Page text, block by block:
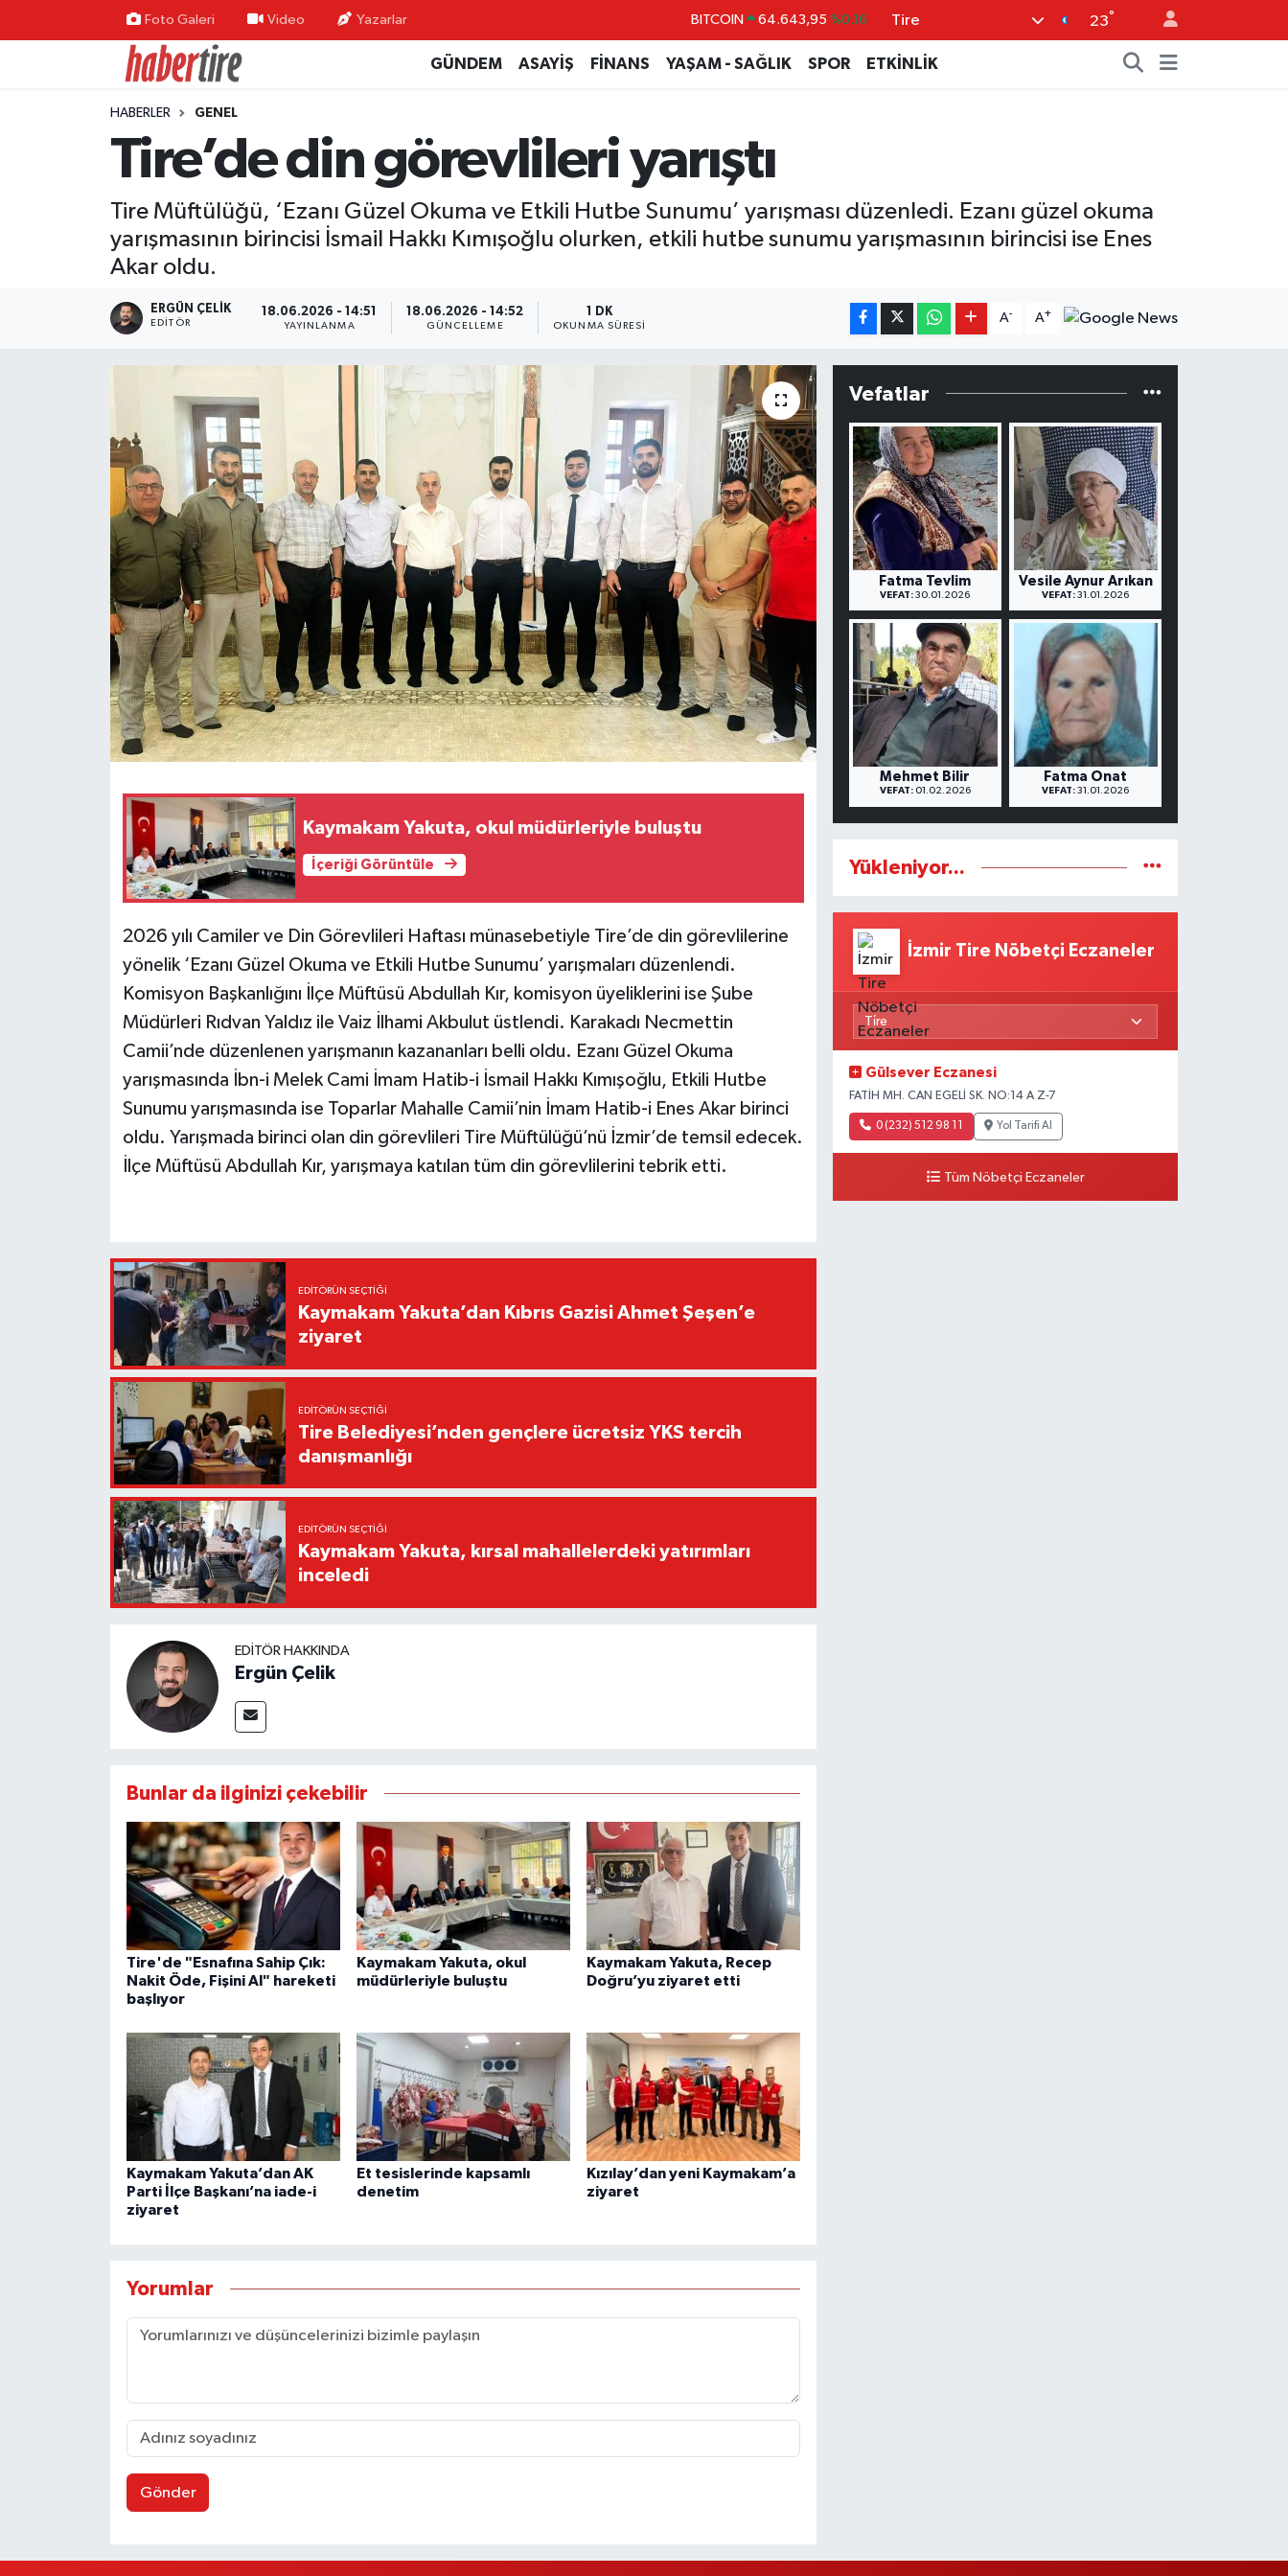
Foto Galeri Video Yazarlar
BITCOIN 64.643,95 %0.16
GRAM ALTIN 6500.87
BİST100
Tire 23°
GÜNDEM ASAYİŞ FİNANS YAŞAM - SAĞLIK SPOR ETKİNLİK
HABERLER GENEL
Tire’de din görevlileri yarıştı
Tire Müftülüğü, ‘Ezanı Güzel Okuma ve Etkili Hutbe Sunumu’ yarışması düzenledi. Ezanı güzel okuma
yarışmasının birincisi İsmail Hakkı Kımışoğlu olurken, etkili hutbe sunumu yarışmasının birincisi ise Enes
Akar oldu.
ERGÜN ÇELIK
EDITÖR
18.06.2026 - 14:51
YAYINLANMA
18.06.2026 - 14:52
GÜNCELLEME
1 DK
OKUNMA SÜRESI
A- A+
Kaymakam Yakuta, okul müdürleriyle buluştu
İçeriği Görüntüle
2026 yılı Camiler ve Din Görevlileri Haftası münasebetiyle Tire’de din görevlilerine
yönelik ‘Ezanı Güzel Okuma ve Etkili Hutbe Sunumu’ yarışmaları düzenlendi.
Komisyon Başkanlığını İlçe Müftüsü Abdullah Kır, komisyon üyeliklerini ise Şube
Müdürleri Rıdvan Yaldız ile Vaiz İlhami Akbulut üstlendi. Karakadı Necmettin
Camii’nde düzenlenen yarışmanın kazananları belli oldu. Ezanı Güzel Okuma
yarışmasında İbn-i Melek Cami İmam Hatib-i İsmail Hakkı Kımışoğlu, Etkili Hutbe
Sunumu yarışmasında ise Toparlar Mahalle Camii’nin İmam Hatib-i Enes Akar birinci
oldu. Yarışmada birinci olan din görevlileri Tire Müftülüğü’nü İzmir’de temsil edecek.
İlçe Müftüsü Abdullah Kır, yarışmaya katılan tüm din görevlilerini tebrik etti.
EDITÖRÜN SEÇTIĞI
Kaymakam Yakuta’dan Kıbrıs Gazisi Ahmet Şeşen’e
ziyaret
EDITÖRÜN SEÇTIĞI
Tire Belediyesi’nden gençlere ücretsiz YKS tercih
danışmanlığı
EDITÖRÜN SEÇTIĞI
Kaymakam Yakuta, kırsal mahallelerdeki yatırımları
inceledi
EDITÖR HAKKINDA
Ergün Çelik
Bunlar da ilginizi çekebilir
Tire'de "Esnafına Sahip Çık:
Nakit Öde, Fişini Al" hareketi
başlıyor
Kaymakam Yakuta, okul
müdürleriyle buluştu
Kaymakam Yakuta, Recep
Doğru’yu ziyaret etti
Kaymakam Yakuta’dan AK
Parti İlçe Başkanı’na iade-i
ziyaret
Et tesislerinde kapsamlı
denetim
Kızılay’dan yeni Kaymakam’a
ziyaret
Yorumlar
Gönder
Vefatlar
Fatma Tevlim
VEFAT: 30.01.2026
Vesile Aynur Arıkan
VEFAT: 31.01.2026
Mehmet Bilir
VEFAT:01.02.2026
Fatma Onat
VEFAT: 31.01.2026
Yükleniyor...
İzmir Tire Nöbetçi Eczaneler
Gülsever Eczanesi
FATİH MH. CAN EGELİ SK. NO:14 A Z-7
0 (232) 512 98 11 Yol Tarifi Al
Tüm Nöbetçi Eczaneler
Tire Nöbetçi Eczaneler
Tire Hava Durumu
Tire Trafik Yoğunluk Haritası
Süper Lig Puan Durumu ve Fikstür
Tüm Manşetler
Son Dakika Haberleri
Haber Arşivi